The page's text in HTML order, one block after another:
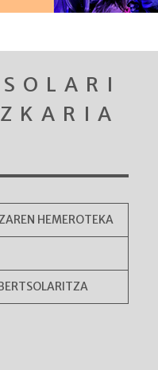
HEMEROTEKA